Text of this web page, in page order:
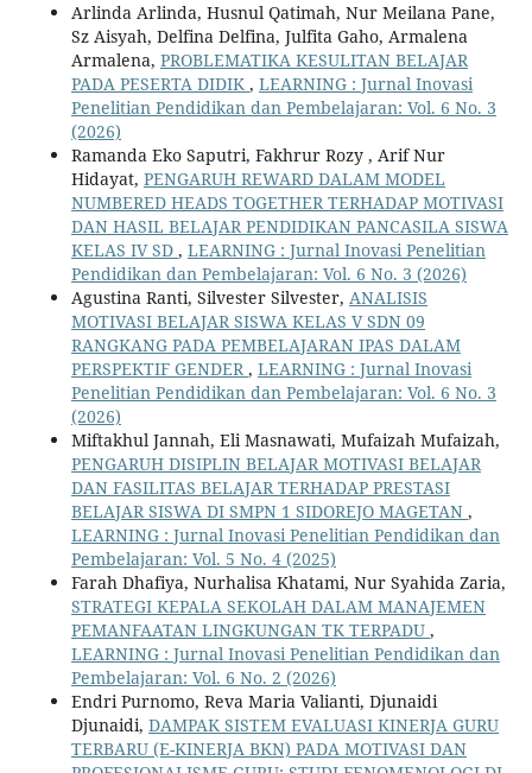
Arlinda Arlinda, Husnul Qatimah, Nur Meilana Pane,
Sz Aisyah, Delfina Delfina, Julfita Gaho, Armalena
Armalena, PROBLEMATIKA KESULITAN BELAJAR
PADA PESERTA DIDIK , LEARNING : Jurnal Inovasi
Penelitian Pendidikan dan Pembelajaran: Vol. 6 No. 3
(2026)
Ramanda Eko Saputri, Fakhrur Rozy , Arif Nur
Hidayat, PENGARUH REWARD DALAM MODEL
NUMBERED HEADS TOGETHER TERHADAP MOTIVASI
DAN HASIL BELAJAR PENDIDIKAN PANCASILA SISWA
KELAS IV SD , LEARNING : Jurnal Inovasi Penelitian
Pendidikan dan Pembelajaran: Vol. 6 No. 3 (2026)
Agustina Ranti, Silvester Silvester, ANALISIS
MOTIVASI BELAJAR SISWA KELAS V SDN 09
RANGKANG PADA PEMBELAJARAN IPAS DALAM
PERSPEKTIF GENDER, LEARNING : Jurnal Inovasi
Penelitian Pendidikan dan Pembelajaran: Vol. 6 No. 3
(2026)
Miftakhul Jannah, Eli Masnawati, Mufaizah Mufaizah,
PENGARUH DISIPLIN BELAJAR MOTIVASI BELAJAR
DAN FASILITAS BELAJAR TERHADAP PRESTASI
BELAJAR SISWA DI SMPN 1 SIDOREJO MAGETAN ,
LEARNING : Jurnal Inovasi Penelitian Pendidikan dan
Pembelajaran: Vol. 5 No. 4 (2025)
Farah Dhafiya, Nurhalisa Khatami, Nur Syahida Zaria,
STRATEGI KEPALA SEKOLAH DALAM MANAJEMEN
PEMANFAATAN LINGKUNGAN TK TERPADU ,
LEARNING : Jurnal Inovasi Penelitian Pendidikan dan
Pembelajaran: Vol. 6 No. 2 (2026)
Endri Purnomo, Reva Maria Valianti, Djunaidi
Djunaidi, DAMPAK SISTEM EVALUASI KINERJA GURU
TERBARU (E-KINERJA BKN) PADA MOTIVASI DAN